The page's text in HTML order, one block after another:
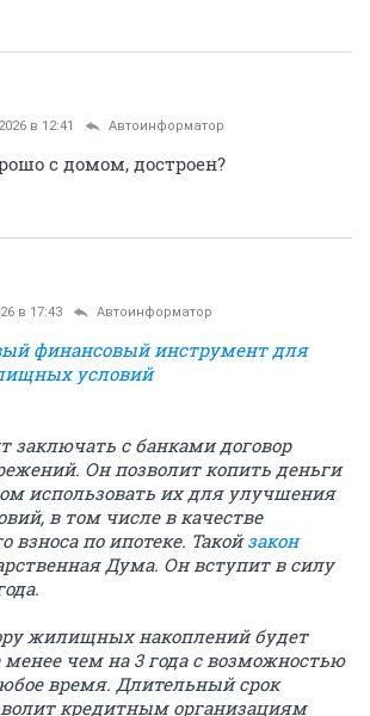
в 12:41 Автоинформатор
с домом, достроен?
в 17:43 Автоинформатор
финансовый инструмент для
условий
заключать с банками договор
Он позволит копить деньги
использовать их для улучшения
в том числе в качестве
взноса по ипотеке. Такойзакон
Дума. Он вступит в силу
жилищных накоплений будет
чем на 3 года с возможностью
время. Длительный срок
кредитным организациям